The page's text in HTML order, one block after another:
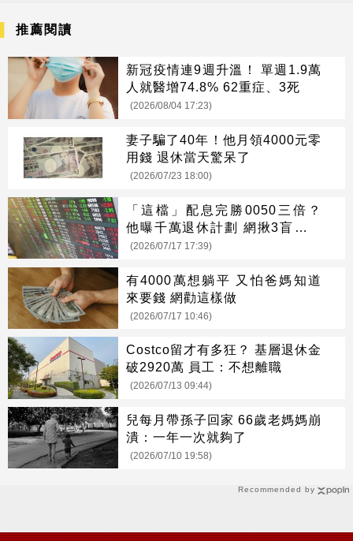
Recommended by
推薦閱讀
新冠疫情連9週升溫！ 單週1.9萬
人就醫增74.8% 62重症、3死
(2026/08/04 17:23)
妻子騙了40年！他月領4000元零
用錢 退休當天驚呆了
(2026/07/23 18:00)
「這檔」配息完勝0050三倍？
他曝千萬退休計劃 網揪3盲點打
臉
(2026/07/17 17:39)
有4000萬想躺平 又怕爸媽知道
來要錢 網勸這樣做
(2026/07/17 10:46)
Costco留才有多狂？ 基層退休金
破2920萬 員工：不想離職
(2026/07/13 09:44)
兒每月帶孫子回家 66歲老媽媽崩
潰：一年一次就夠了
(2026/07/10 19:58)